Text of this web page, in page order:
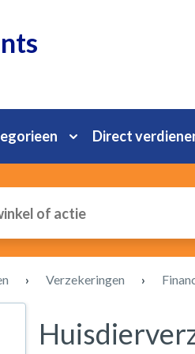
Direct
› Verzekeringen ›